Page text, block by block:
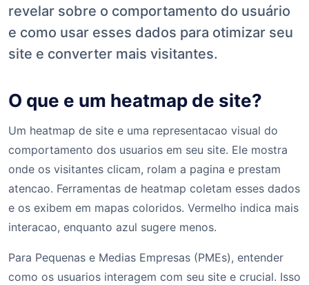
revelar sobre o comportamento do usuário
e como usar esses dados para otimizar seu
site e converter mais visitantes.
O que e um heatmap de site?
Um heatmap de site e uma representacao visual do
comportamento dos usuarios em seu site. Ele mostra
onde os visitantes clicam, rolam a pagina e prestam
atencao. Ferramentas de heatmap coletam esses dados
e os exibem em mapas coloridos. Vermelho indica mais
interacao, enquanto azul sugere menos.
Para Pequenas e Medias Empresas (PMEs), entender
como os usuarios interagem com seu site e crucial. Isso